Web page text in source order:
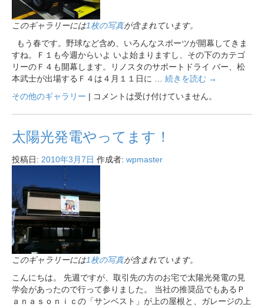
このギャラリーには1枚の写真が含まれています。
もう春です。野球など含め、いろんなスポーツが開幕してきま
すね。Ｆ１も今週からいよ いよ始まりますし、その下のカテゴ
リーのＦ４も開幕します。リノスタのサポートドライ バー、松
本武士が出場するＦ４は４月１１日に … 続きを読む →
その他のギャラリー | コメントは受け付けていません。
太陽光発電やってます！
投稿日: 2010年3月7日 作成者: wpmaster
このギャラリーには1枚の写真が含まれています。
こんにちは。 先週ですが、取引先の方のお宅で太陽光発電の見
学会があったので行って参りました。 当社の推奨品でもあるＰ
ａｎａｓｏｎｉｃの「サンベスト」が上の屋根と、ガレージの上